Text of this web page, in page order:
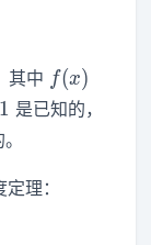
\sim p_{1}} [ f (
X ) ]
X ]
其中 f(x)
f(x)
1 是已知的，
理：